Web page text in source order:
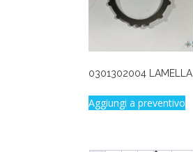
0301302004 LAMELLA
Aggiungi a preventivo